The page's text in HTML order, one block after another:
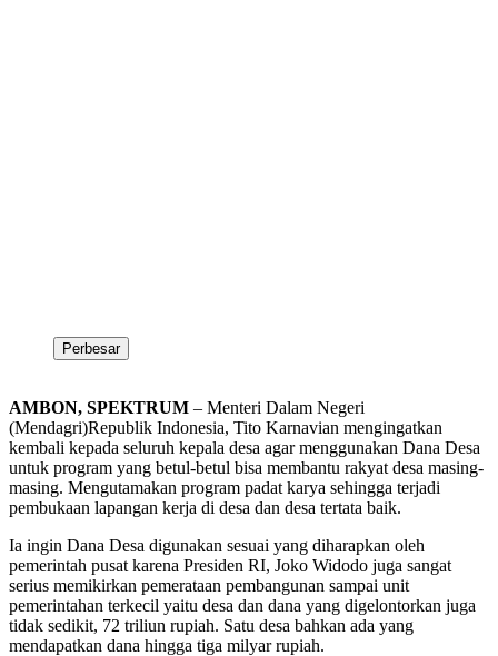
Perbesar
AMBON, SPEKTRUM – Menteri Dalam Negeri
(Mendagri)Republik Indonesia, Tito Karnavian mengingatkan
kembali kepada seluruh kepala desa agar menggunakan Dana Desa
untuk program yang betul-betul bisa membantu rakyat desa masing-
masing. Mengutamakan program padat karya sehingga terjadi
pembukaan lapangan kerja di desa dan desa tertata baik.
Ia ingin Dana Desa digunakan sesuai yang diharapkan oleh
pemerintah pusat karena Presiden RI, Joko Widodo juga sangat
serius memikirkan pemerataan pembangunan sampai unit
pemerintahan terkecil yaitu desa dan dana yang digelontorkan juga
tidak sedikit, 72 triliun rupiah. Satu desa bahkan ada yang
mendapatkan dana hingga tiga milyar rupiah.